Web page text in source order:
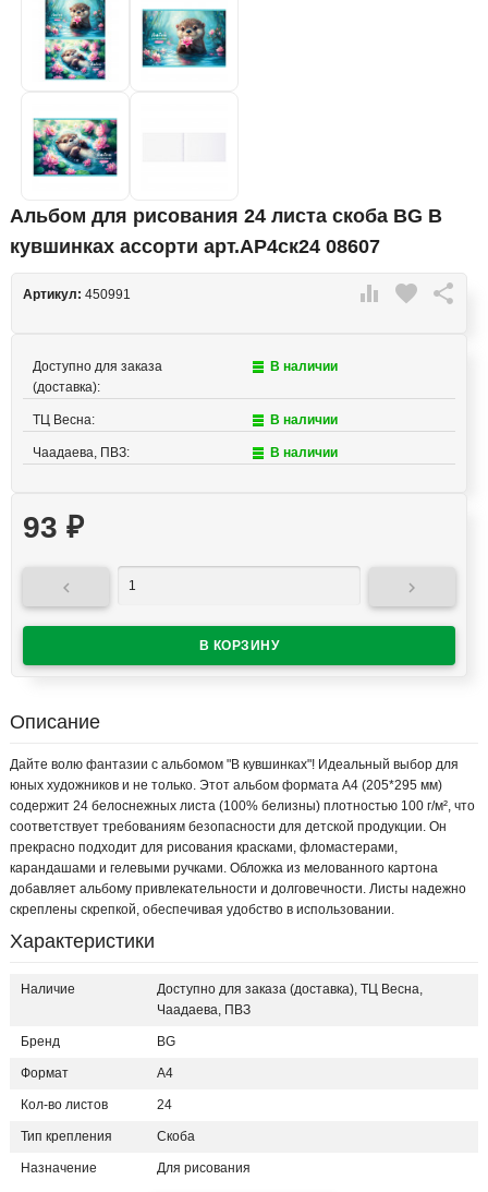
Альбом для рисования 24 листа скоба BG В
кувшинках ассорти арт.АР4ск24 08607
 favorite 
Артикул: 450991
Доступно для заказа
(доставка):
В наличии
ТЦ Весна: В наличии
Чаадаева, ПВЗ: В наличии
93 ₽
 
Описание
Дайте волю фантазии с альбомом "В кувшинках"! Идеальный выбор для
юных художников и не только. Этот альбом формата А4 (205*295 мм)
содержит 24 белоснежных листа (100% белизны) плотностью 100 г/м², что
соответствует требованиям безопасности для детской продукции. Он
прекрасно подходит для рисования красками, фломастерами,
карандашами и гелевыми ручками. Обложка из мелованного картона
добавляет альбому привлекательности и долговечности. Листы надежно
скреплены скрепкой, обеспечивая удобство в использовании.
Характеристики
Наличие
Доступно для заказа (доставка), ТЦ Весна,
Чаадаева, ПВЗ
Бренд BG
Формат A4
Кол-во листов 24
Тип крепления Скоба
Назначение Для рисования